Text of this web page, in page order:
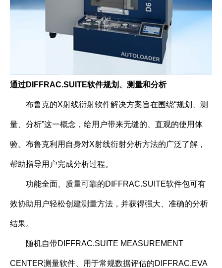
通过DIFFRAC.SUITE软件规划、测量和分析
布鲁克的X射线衍射软件解决方案旨在围绕“规划、测
量、分析”这一概念，给用户带来无缝的、直观的使用体
验。布鲁克利用自身对X射线衍射分析方法的广泛了解，
帮助指导用户完成分析过程。
功能全面、质量可靠的DIFFRAC.SUITE软件包可有
效协助用户轻松创建测量方法，并获得强大、准确的分析
结果。
随机自带DIFFRAC.SUITE MEASUREMENT
CENTER测量软件、用于常规数据评估的DIFFRAC.EVA